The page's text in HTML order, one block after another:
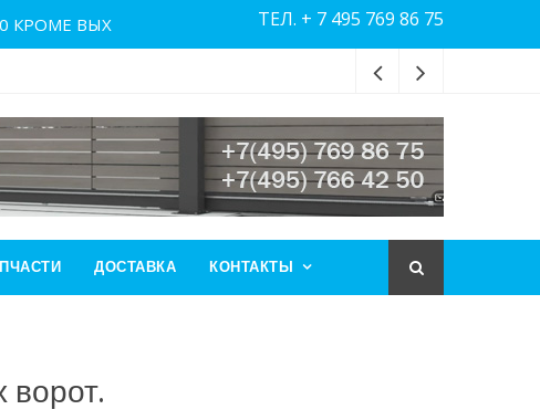
КРОМЕ ВЫХ ТЕЛ. + 7 495 769 86 75
ДОСТАВКА КОНТАКТЫ
ворот.